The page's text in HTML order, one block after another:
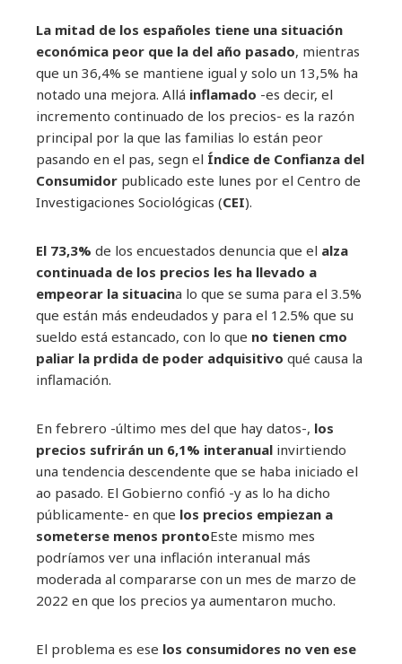
La mitad de los españoles tiene una situación
económica peor que la del año pasado, mientras
que un 36,4% se mantiene igual y solo un 13,5% ha
notado una mejora. Allá inflamado -es decir, el
incremento continuado de los precios- es la razón
principal por la que las familias lo están peor
pasando en el pas, segn el Índice de Confianza del
Consumidor publicado este lunes por el Centro de
Investigaciones Sociológicas (CEI).
El 73,3% de los encuestados denuncia que el alza
continuada de los precios les ha llevado a
empeorar la situacina lo que se suma para el 3.5%
que están más endeudados y para el 12.5% ​​que su
sueldo está estancado, con lo que no tienen cmo
paliar la prdida de poder adquisitivo qué causa la
inflamación.
En febrero -último mes del que hay datos-, los
precios sufrirán un 6,1% interanual invirtiendo
una tendencia descendente que se haba iniciado el
ao pasado. El Gobierno confió -y as lo ha dicho
públicamente- en que los precios empiezan a
someterse menos prontoEste mismo mes
podríamos ver una inflación interanual más
moderada al compararse con un mes de marzo de
2022 en que los precios ya aumentaron mucho.
El problema es ese los consumidores no ven ese